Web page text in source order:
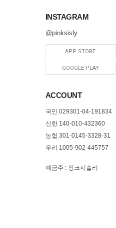
INSTAGRAM
@pinksisly
APP STORE
GOOGLE PLAY
ACCOUNT
국민 029301-04-191834
신한 140-010-432360
농협 301-0145-3328-31
우리 1005-902-445757
예금주 : 핑크시슬리